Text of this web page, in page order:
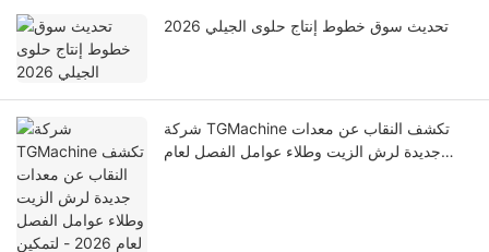
تحديث سوق خطوط إنتاج حلوى الجيلي 2026
شركة TGMachine تكشف النقاب عن معدات
جديدة لرش الزيت وطلاء عوامل الفصل لعام